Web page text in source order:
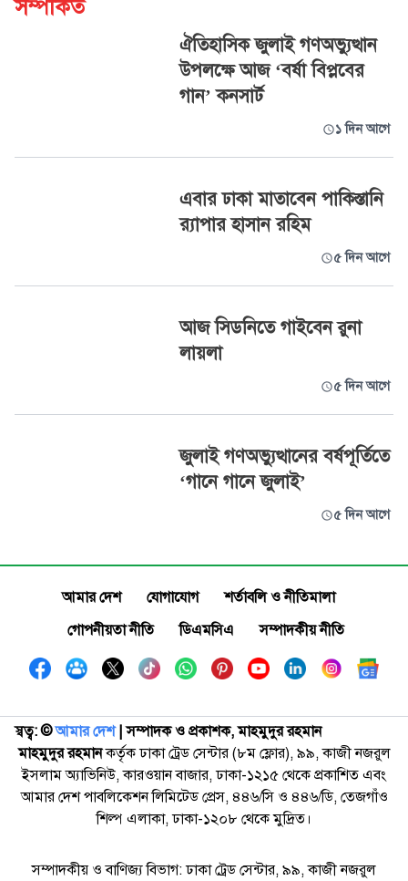
সম্পর্কিত
ঐতিহাসিক জুলাই গণঅভ্যুত্থান
উপলক্ষে আজ ‘বর্ষা বিপ্লবের
গান’ কনসার্ট
১ দিন আগে
এবার ঢাকা মাতাবেন পাকিস্তানি
র‍্যাপার হাসান রহিম
৫ দিন আগে
আজ সিডনিতে গাইবেন রুনা
লায়লা
৫ দিন আগে
জুলাই গণঅভ্যুত্থানের বর্ষপূর্তিতে
‘গানে গানে জুলাই’
৫ দিন আগে
আমার দেশ যোগাযোগ
শর্তাবলি ও নীতিমালা
গোপনীয়তা নীতি
ডিএমসিএ সম্পাদকীয় নীতি
স্বত্ব: ©️আমার দেশ| সম্পাদক ও প্রকাশক, মাহমুদুর রহমান
মাহমুদুর রহমানকর্তৃক ঢাকা ট্রেড সেন্টার (৮ম ফ্লোর), ৯৯, কাজী নজরুল
ইসলাম অ্যাভিনিউ, কারওয়ান বাজার, ঢাকা-১২১৫ থেকে প্রকাশিত এবং
আমার দেশ পাবলিকেশন লিমিটেড প্রেস, ৪৪৬/সি ও ৪৪৬/ডি, তেজগাঁও
শিল্প এলাকা, ঢাকা-১২০৮ থেকে মুদ্রিত।
সম্পাদকীয় ও বাণিজ্য বিভাগ: ঢাকা ট্রেড সেন্টার, ৯৯, কাজী নজরুল